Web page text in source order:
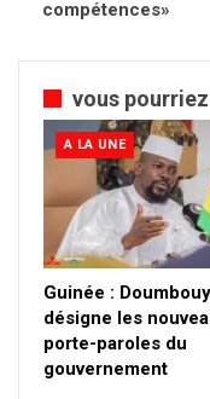
compétences»
vous
A LA UNE
Guinée :
désigne les
porte-paroles du
gouvernement